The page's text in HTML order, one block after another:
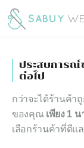
ประสบการณ์
ต่อไป
กว่าจะได้ร้านค้า
ของคุณ เพียง 1 น
เลือกร้านค้าที่ดีแ